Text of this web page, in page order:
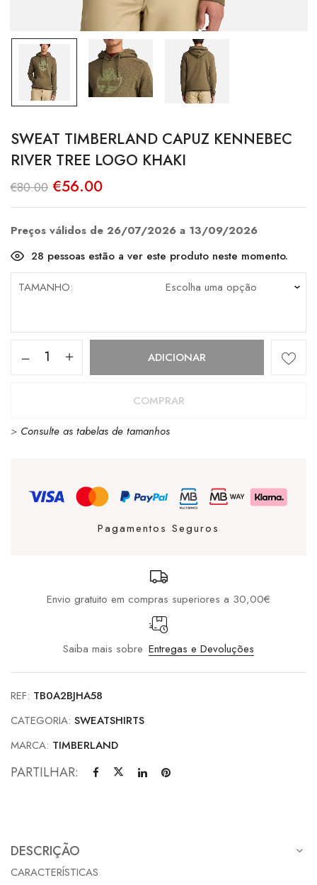
SWEAT TIMBERLAND CAPUZ KENNEBEC
RIVER TREE LOGO KHAKI
€80.00 O
preço
original
€80.00.
€56.00O
atual
€56.00.
Preços válidos de 26/07/2026 a 13/09/2026
28 pessoas estão a ver este produto neste momento.
TAMANHO
Quantidade
Capuz
Tree
ADICIONAR
COMPRAR
> Consulte as tabelas de tamanhos
Pagamentos Seguros
Envio gratuito em compras superiores a 30,00€
Saiba mais sobre Entregas e Devoluções
REF: TB0A2BJHA58
CATEGORIA: SWEATSHIRTS
MARCA: TIMBERLAND
PARTILHAR:
DESCRIÇÃO
CARACTERÍSTICAS